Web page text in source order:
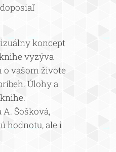
koncept
vyzýva
o vašom živote
Úlohy a
Šošková,
hodnotu, ale i